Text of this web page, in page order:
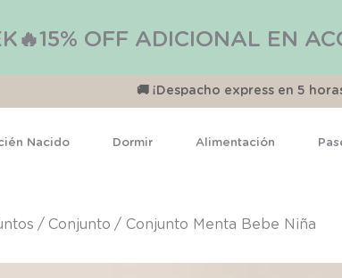
OFF ADICIONAL EN
🚚 ¡Despacho express en 5
Nacido Dormir Alimentación
conjunto Conjunto Menta Bebe Niña